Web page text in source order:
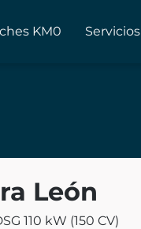
KM0 Servicios
León
110 kW (150 CV)